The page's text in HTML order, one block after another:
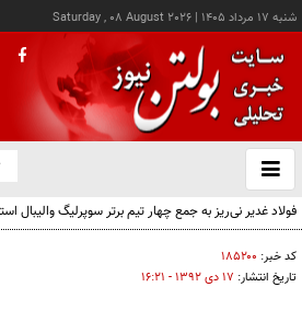
شنبه ۱۷ مرداد ۱۴۰۵ |
Saturday , 08 August 2026
باز
و
فولاد غدیر نی‌ریز به جمع چهار تیم برتر سوپرلیگ والیبال
کد خبر: ۱۸۵۲۰۰
تاریخ انتشار: ۱۷ دی ۱۳۹۲ - ۱۶:۲۱